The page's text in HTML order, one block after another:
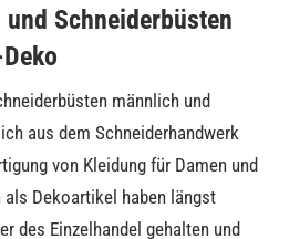
Schneiderbüsten
männlich und
aus dem Schneiderhandwerk
von Kleidung für Damen und
als Dekoartikel haben längst
des Einzelhandel gehalten und